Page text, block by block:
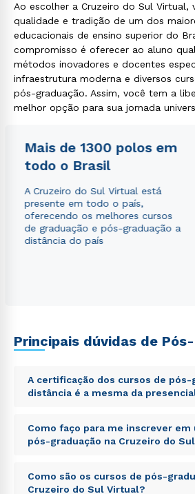
Ao escolher a Cruzeiro do Sul Virtual,
qualidade e tradição de um dos
educacionais de ensino superior do
compromisso é oferecer ao aluno
métodos inovadores e docentes
infraestrutura moderna e diversos
pós-graduação. Assim, você tem a
melhor opção para sua jornada
Mais de 1300 polos em
todo o Brasil
A Cruzeiro do Sul Virtual está
presente em todo o país,
oferecendo os melhores cursos
de graduação e pós-graduação a
distância do país
Principais dúvidas de
A certificação dos cursos de pós-
distância é a mesma da
Sed ut perspiciatis unde omnis iste
voluptatem accusantium
totam rem aperiam, eaque ipsa
explicabo. Nemo enim ipsam
voluptas sit aspernatur aut odit aut
Como faço para me inscrever em
pós-graduação na Cruzeiro do
Sed ut perspiciatis unde omnis iste
voluptatem accusantium
Como são os cursos de pós-
Cruzeiro do Sul Virtual?
ou
Estou de acordo com a Política de